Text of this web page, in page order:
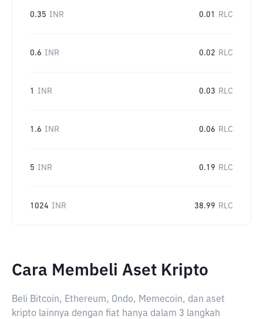
0.35 INR 0.01 RLC
0.6 INR 0.02 RLC
1 INR 0.03 RLC
1.6 INR 0.06 RLC
5 INR 0.19 RLC
1024 INR 38.99 RLC
Cara Membeli Aset Kripto
Beli Bitcoin, Ethereum, Ondo, Memecoin, dan aset
kripto lainnya dengan fiat hanya dalam 3 langkah